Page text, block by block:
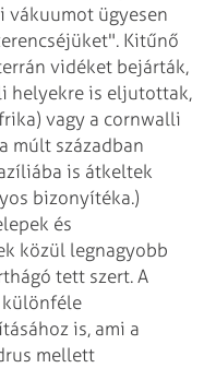
vákuumot ügyesen
Kitűnő
vidéket bejárták,
helyekre is eljutottak,
vagy a cornwalli
múlt században
is átkeltek
bizonyítéka.)
és
közül legnagyobb
tett szert. A
is, ami a
mellett